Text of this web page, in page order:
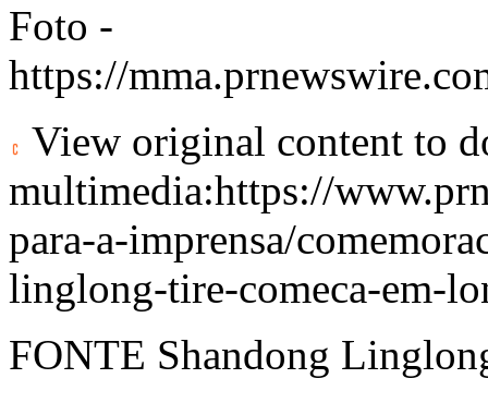
Foto -
https://
View original content to
multimedia:https://
para-a-imprensa/
linglong-tire-comeca-em-
FONTE Shandong